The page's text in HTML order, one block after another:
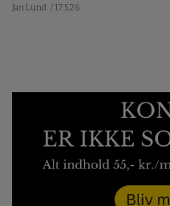
Jan Lund / 17.5.26